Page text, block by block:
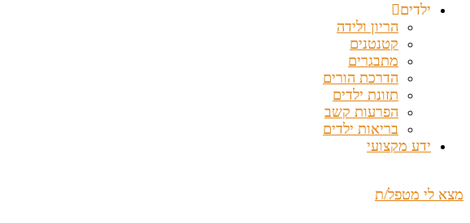
ילדים
הריון ולידה
קטנטנים
מתבגרים
הדרכת הורים
תזונת ילדים
הפרעות קשב
בריאות ילדים
ידע מקצועי
מצא לי מטפל/ת